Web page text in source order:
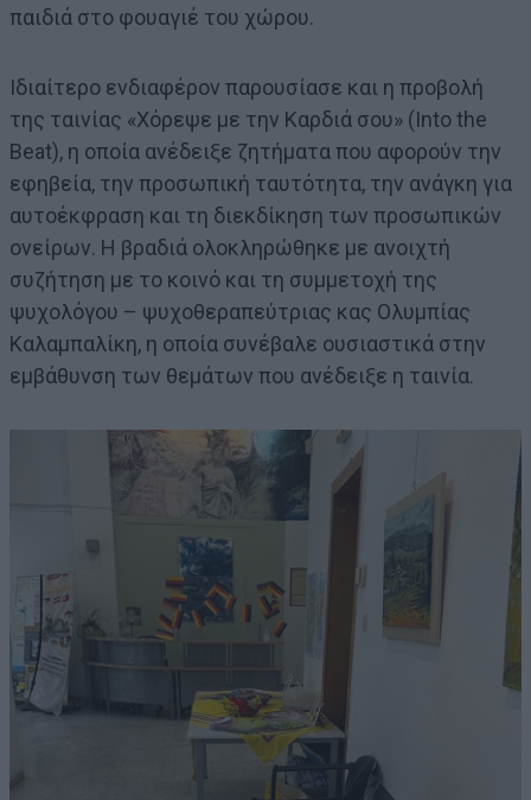
παιδιά στο φουαγιέ του χώρου.
Ιδιαίτερο ενδιαφέρον παρουσίασε και η προβολή
της ταινίας «Χόρεψε με την Καρδιά σου» (Into the
Beat), η οποία ανέδειξε ζητήματα που αφορούν την
εφηβεία, την προσωπική ταυτότητα, την ανάγκη για
αυτοέκφραση και τη διεκδίκηση των προσωπικών
ονείρων. Η βραδιά ολοκληρώθηκε με ανοιχτή
συζήτηση με το κοινό και τη συμμετοχή της
ψυχολόγου – ψυχοθεραπεύτριας κας Ολυμπίας
Καλαμπαλίκη, η οποία συνέβαλε ουσιαστικά στην
εμβάθυνση των θεμάτων που ανέδειξε η ταινία.